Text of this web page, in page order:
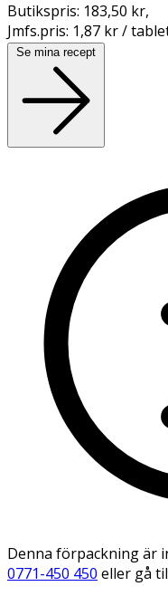
Butikspris: 183,50 kr,
Jmfs.pris: 1,87 kr /
Se mina recept
Denna förpackning är
0771-450 450 eller gå